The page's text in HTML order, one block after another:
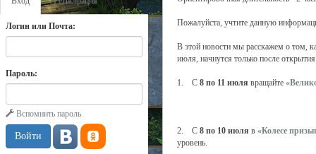
Логин или Почта:
Пароль:
Вспомнить пароль
Пожалуйста, учтите данную
В этой новости мы расскажем о том,
июля, начнутся только после
1. С 8 по 11 июля вращайте
2. С 8 по 10 июля в «Колесе
уровень.